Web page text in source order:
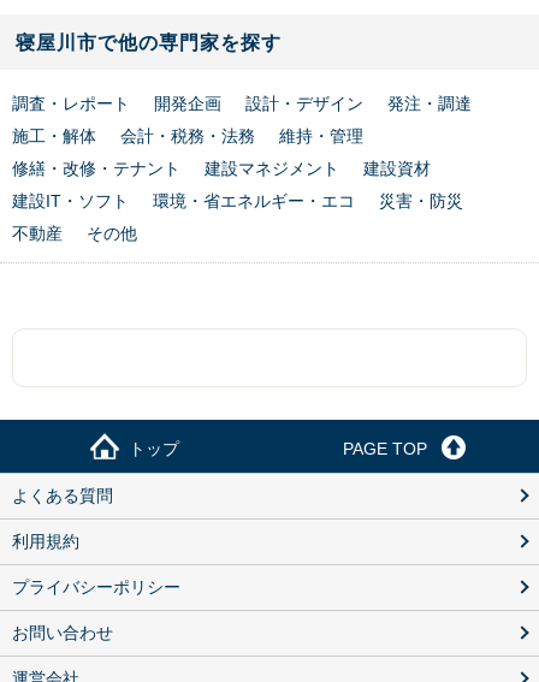
寝屋川市で他の専門家を探す
調査・レポート 開発企画 設計・デザイン
発注・調達
施工・解体
会計・税務・法務
維持・管理
修繕・改修・テナント
建設マネジメント
建設資材
建設IT・ソフト
環境・省エネルギー・エコ
災害・防災
不動産
その他
トップ PAGE TOP
よくある質問
利用規約
プライバシーポリシー
お問い合わせ
運営会社